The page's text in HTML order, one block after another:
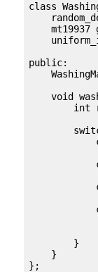
class
mt19937
public:
void
int
        }
    }
};